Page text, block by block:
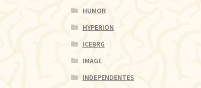
HUMOR
HYPERION
ICEBRG
IMAGE
INDEPENDENTES